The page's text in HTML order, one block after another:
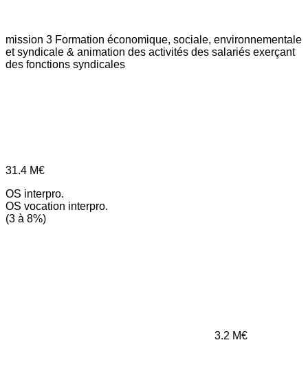
mission 3 Formation économique, sociale, environnementale
et syndicale & animation des activités des salariés exerçant
des fonctions syndicales
31.4 M€
OS interpro.
OS vocation interpro.
(3 à 8%)
3.2 M€